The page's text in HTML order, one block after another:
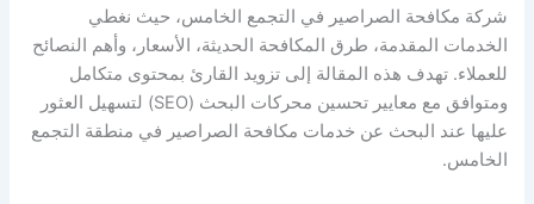
شركة مكافحة الصراصير في التجمع الخامس، حيث نغطي
الخدمات المقدمة، طرق المكافحة الحديثة، الأسعار، وأهم النصائح
للعملاء. تهدف هذه المقالة إلى تزويد القارئ بمحتوى متكامل
ومتوافق مع معايير تحسين محركات البحث (SEO) لتسهيل العثور
عليها عند البحث عن خدمات مكافحة الصراصير في منطقة التجمع
الخامس.